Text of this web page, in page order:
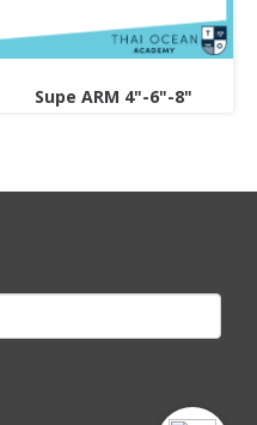
Supe ARM 4"-6"-8"